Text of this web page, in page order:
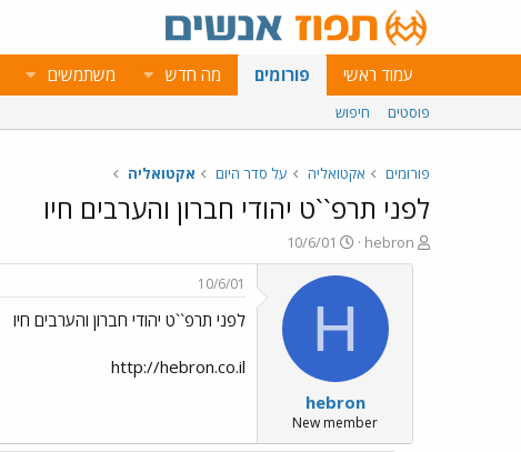
עמוד ראשי פורומים מה חדש משתמשים
פוסטים חיפוש
פורומים אקטואליה על סדר היום אקטואליה
לפני תרפ``ט יהודי חברון והערבים חיו
פ
ו
hebron
פ
ו
ר
ם
א
ר
י
ך
10/6/01
H
hebron
New member
10/6/01
לפני תרפ``ט יהודי חברון והערבים חיו
http://hebron.co.il